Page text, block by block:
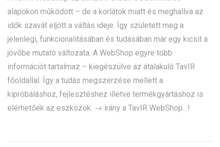
alapokon működött – de a korlátok miatt és meghallva az
idők szavát eljött a váltás ideje. Így született meg a
jelenlegi, funkcionalitásában és tudásában már egy kicsit a
jövőbe mutató változata. A WebShop egyre több
információt tartalmaz – kiegészülve az átalakuló TavIR
főoldallal. Így a tudás megszerzése mellett a
kipróbáláshoz, fejlesztéshez illetve termékgyártáshoz is
elérhetőek az eszközök. → irány a TavIR WebShop… !